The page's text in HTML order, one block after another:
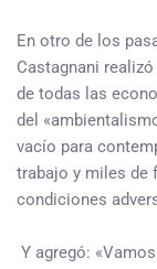
En otro de los
Castagnani
de todas las
del
vacío para
trabajo y miles de
condiciones
Y agregó: